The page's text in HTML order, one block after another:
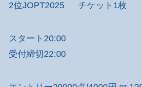
2位JOPT2025 チケット1枚
スタート20:00
受付締切22:00